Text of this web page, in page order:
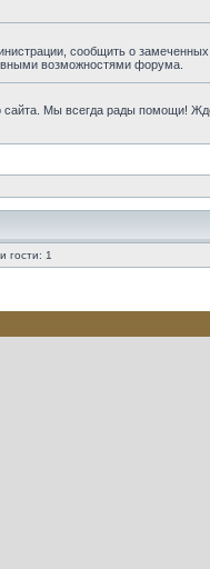
сообщить о
возможностями форума.
сайта. Мы всегда рады помощи!
и гости: 1